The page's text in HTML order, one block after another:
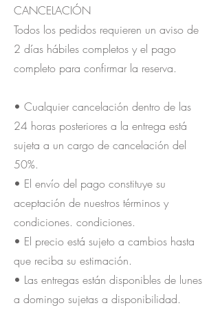
CANCELACIÓN
Todos los pedidos requieren un aviso de
2 días hábiles completos y el pago
completo para confirmar la reserva.
• Cualquier cancelación dentro de las
24 horas posteriores a la entrega está
sujeta a un cargo de cancelación del
50%.
• El envío del pago constituye su
aceptación de nuestros términos y
condiciones. condiciones.
• El precio está sujeto a cambios hasta
que reciba su estimación.
• Las entregas están disponibles de lunes
a domingo sujetas a disponibilidad.